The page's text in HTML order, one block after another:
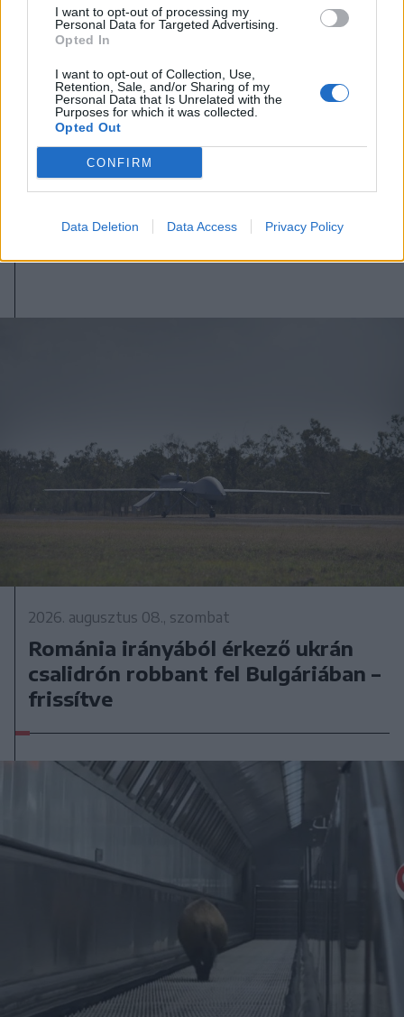
I want to opt-out of processing my
Personal Data for Targeted Advertising.
Opted In
I want to opt-out of Collection, Use,
Retention, Sale, and/or Sharing of my
Personal Data that Is Unrelated with the
Purposes for which it was collected.
Opted Out
CONFIRM
Data Deletion Data Access Privacy Policy
2026. augusztus 08., szombat
Baka András elfogadta a felkérést a
2026. augusztus 08., szombat
Románia irányából érkező ukrán
csalidrón robbant fel Bulgáriában –
frissítve